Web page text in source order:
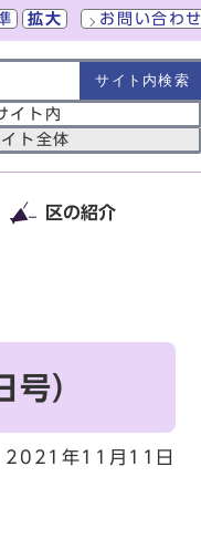
拡大 お問い合わせ
イト内
ト全体
区の紹介
）
2021年11月11日